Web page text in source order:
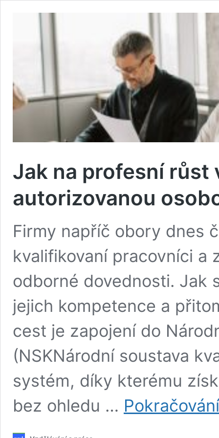
Jak na profesní růst
autorizovanou
Firmy napříč obory dnes
kvalifikovaní pracovníci a
odborné dovednosti. Jak
jejich kompetence a
cest je zapojení do
(NSKNárodní soustava
systém, díky kterému
bez ohledu …